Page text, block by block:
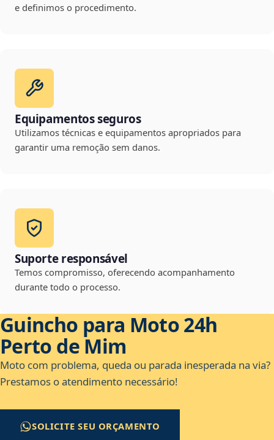
e definimos o procedimento.
Equipamentos seguros
Utilizamos técnicas e equipamentos apropriados para
garantir uma remoção sem danos.
Suporte responsável
Temos compromisso, oferecendo acompanhamento
durante todo o processo.
Guincho para Moto 24h
Perto de Mim
Moto com problema, queda ou parada inesperada na via?
Prestamos o atendimento necessário!
SOLICITE SEU ORÇAMENTO